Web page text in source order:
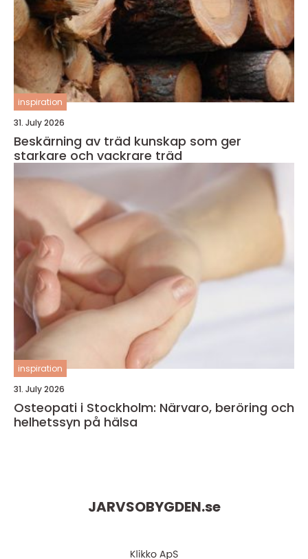
inspiration
31. July 2026
Beskärning av träd kunskap som ger
starkare och vackrare träd
inspiration
31. July 2026
Osteopati i Stockholm: Närvaro, beröring och
helhetssyn på hälsa
JARVSOBYGDEN.se